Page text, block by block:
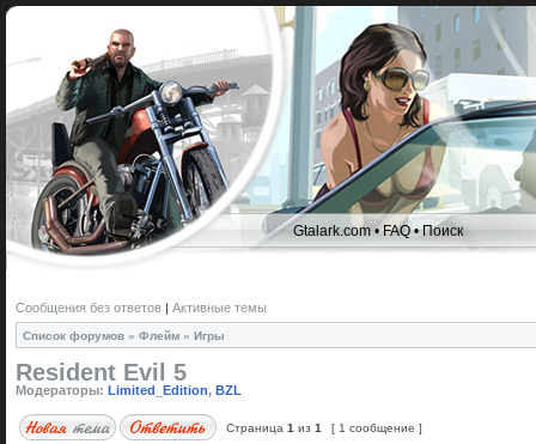
Gtalark.com •FAQ•Поиск
Сообщения без ответов | Активные темы
Список форумов » Флейм » Игры
Resident Evil 5
Модераторы: Limited_Edition, BZL
Страница 1 из 1 [ 1 сообщение ]